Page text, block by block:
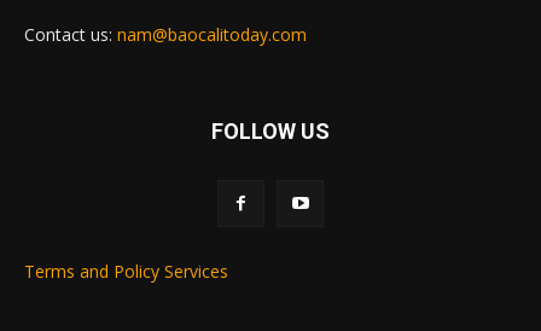
Contact us: nam@baocalitoday.com
FOLLOW US
Terms and Policy Services